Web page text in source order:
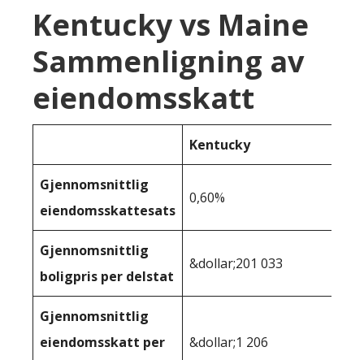
Kentucky vs Maine
Sammenligning av
eiendomsskatt
Kentucky
Gjennomsnittlig
eiendomsskattesats
0,60%
Gjennomsnittlig
boligpris per delstat
&dollar;201 033
Gjennomsnittlig
eiendomsskatt per
&dollar;1 206